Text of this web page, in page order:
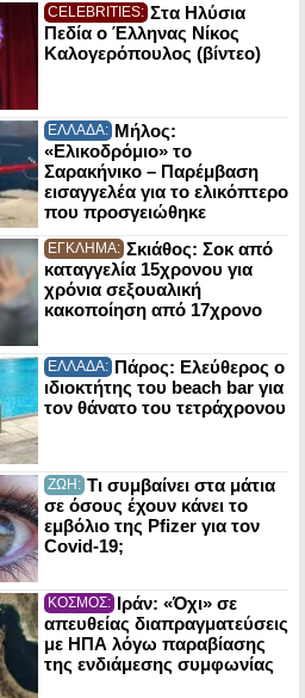
CELEBRITIES: Στα Ηλύσια
Πεδία ο Έλληνας Νίκος
Καλογερόπουλος (βίντεο)
ΕΛΛΑΔΑ: Μήλος:
«Ελικοδρόμιο» το
Σαρακήνικο – Παρέμβαση
εισαγγελέα για το ελικόπτερο
που προσγειώθηκε
ΕΓΚΛΗΜΑ: Σκιάθος: Σοκ από
καταγγελία 15χρονου για
χρόνια σεξουαλική
κακοποίηση από 17χρονο
ΕΛΛΑΔΑ: Πάρος: Ελεύθερος ο
ιδιοκτήτης του beach bar για
τον θάνατο του τετράχρονου
ΖΩΗ: Τι συμβαίνει στα μάτια
σε όσους έχουν κάνει το
εμβόλιο της Pfizer για τον
Covid-19;
ΚΟΣΜΟΣ: Ιράν: «Όχι» σε
απευθείας διαπραγματεύσεις
με ΗΠΑ λόγω παραβίασης
της ενδιάμεσης συμφωνίας